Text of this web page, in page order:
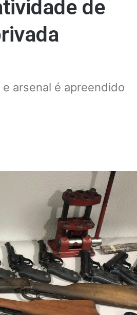
de
arsenal é apreendido